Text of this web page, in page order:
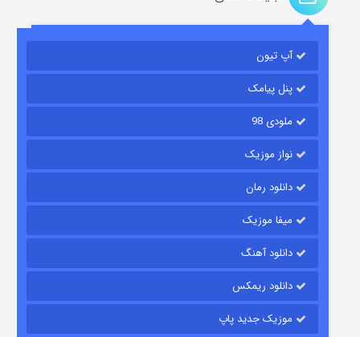
شکست استوارت در نجات جهان
قسمت
آپ تیون
پنل پیامک
ملودی 98
نواز موزیک
دانلود رمان
میفا موزیک
دانلود آهنگ
دانلود ریمکس
موزیک جدید پاپ